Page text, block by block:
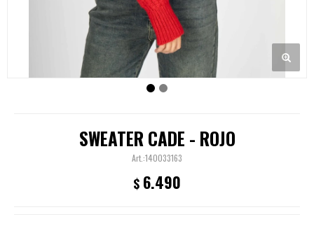
SWEATER CADE - ROJO
140033163
$ 6.490